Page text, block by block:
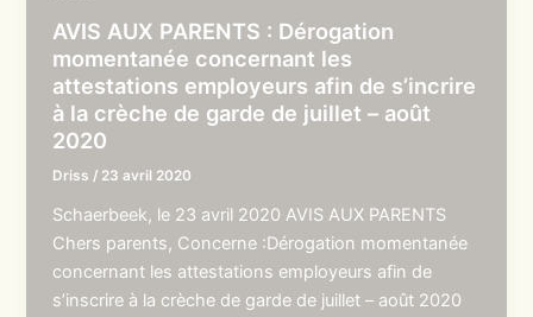
AVIS AUX PARENTS : Dérogation
momentanée concernant les
attestations employeurs afin de s’incrire
à la crèche de garde de juillet – août
2020
Driss / 23 avril 2020
Schaerbeek, le 23 avril 2020 AVIS AUX PARENTS
Chers parents, Concerne :Dérogation momentanée
concernant les attestations employeurs afin de
s’inscrire à la crèche de garde de juillet – août 2020